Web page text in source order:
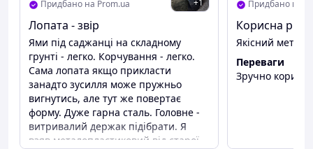
сталі. Матеріал стійкий до
корозії та деформації, що
гарантує цілісність лопати
при активному використанні
упродовж багатьох років
Зручна
Придбано на Prom.ua +1
Лопата - звір
Ями під саджанці на складному
грунті - легко. Корчування - легко.
Сама лопата якщо прикласти
занадто зусилля може пружньо
вигнутись, але тут же повертає
форму. Дуже гарна сталь. Головне -
витривалий держак підібрати. Я
взяв металопластиковий від старої
Придбано на
Корисна річ
Якісний метал
Переваги
Зручно